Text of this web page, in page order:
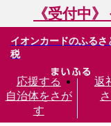
《受付中
イオンカードのふるさ
税
応援する
自治体をさが
す
返